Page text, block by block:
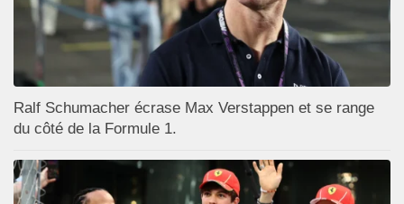
Ralf Schumacher écrase Max Verstappen et se range
du côté de la Formule 1.